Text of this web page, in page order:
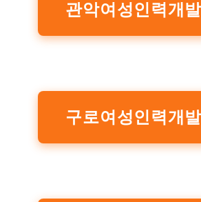
관악여성인력개
구로여성인력개